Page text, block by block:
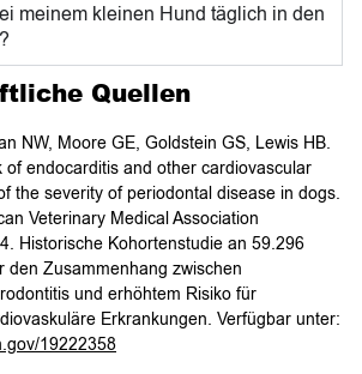
meinem kleinen Hund täglich in den
Quellen
NW, Moore GE, Goldstein GS, Lewis HB.
of endocarditis and other cardiovascular
the severity of periodontal disease in dogs.
Veterinary Medical Association
Historische Kohortenstudie an 59.296
den Zusammenhang zwischen
und erhöhtem Risiko für
Erkrankungen. Verfügbar unter:
19222358